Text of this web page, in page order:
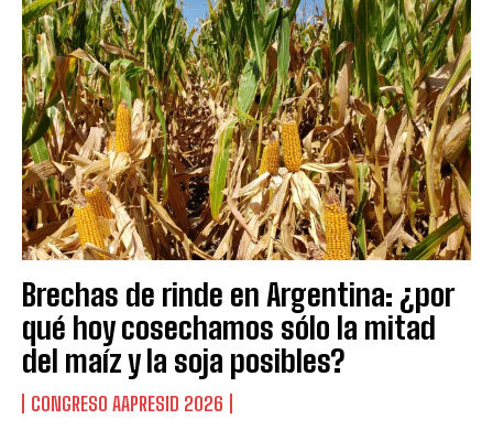
Brechas de rinde en Argentina: ¿por
qué hoy cosechamos sólo la mitad
del maíz y la soja posibles?
CONGRESO AAPRESID 2026